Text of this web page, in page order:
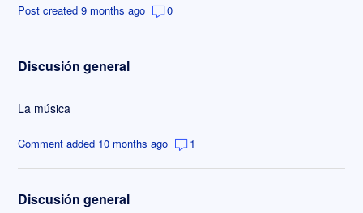
Post created 9 months ago 0
Discusión general
La música
Comment added 10 months ago 1
Discusión general